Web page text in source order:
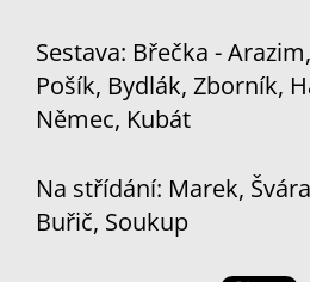
Sestava: Břečka -
Pošík, Bydlák, Zborník,
Němec, Kubát
Na střídání: Marek,
Buřič, Soukup